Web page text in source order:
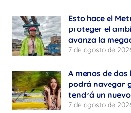
Esto hace el
proteger el
avanza la
7 de agosto de
A menos de
podrá navegar
tendrá un
7 de agosto de